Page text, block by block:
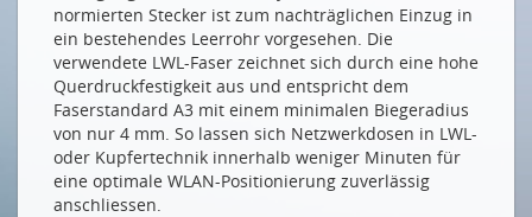
Wettbewerbsfähigkeit
Alpiq: Es kommen riesige Veränderungen auf uns zu
St. Gallen auf dem Weg in die digitale Zukunft
ICT-INFRASTRUKTUR
Optimale WLAN-Positionierung mit
vorkonfektionierten Kabelkits
normierten Stecker ist zum nachträglichen Einzug in
ein bestehendes Leerrohr vorgesehen. Die
verwendete LWL-Faser zeichnet sich durch eine hohe
Querdruckfestigkeit aus und entspricht dem
Faserstandard A3 mit einem minimalen Biegeradius
von nur 4 mm. So lassen sich Netzwerkdosen in LWL-
oder Kupfertechnik innerhalb weniger Minuten für
eine optimale WLAN-Positionierung zuverlässig
anschliessen.